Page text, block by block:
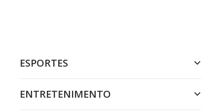
ESPORTES
ENTRETENIMENTO